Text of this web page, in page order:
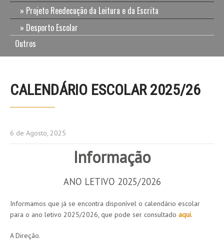
Projeto Reedecução da Leitura e da Escrita
Desporto Escolar
Outros
CALENDÁRIO ESCOLAR 2025/26
6 de Agosto, 2025
Informação
ANO LETIVO 2025/2026
Informamos que já se encontra disponível o calendário escolar
para o ano letivo 2025/2026, que pode ser consultado aqui.
A Direção.